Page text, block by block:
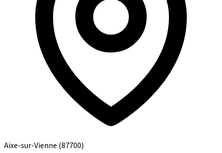
Aixe-sur-Vienne (87700)